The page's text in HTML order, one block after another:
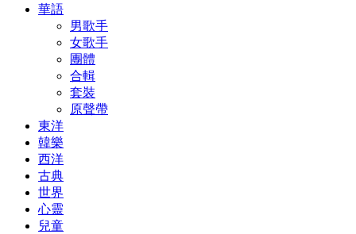
華語
男歌手
女歌手
團體
合輯
套裝
原聲帶
東洋
韓樂
西洋
古典
世界
心靈
兒童